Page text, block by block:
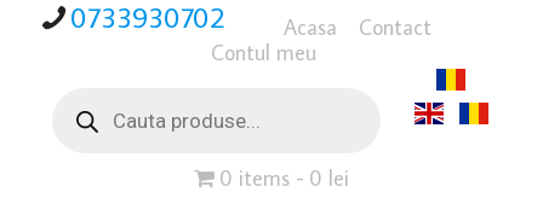
0733930702 Acasa
Contact
Contul meu
search
0 items 0 lei